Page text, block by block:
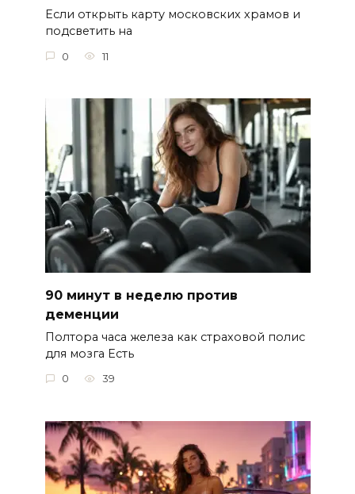
Если открыть карту московских храмов и
подсветить на
0 11
90 минут в неделю против
деменции
Полтора часа железа как страховой полис
для мозга Есть
0 39